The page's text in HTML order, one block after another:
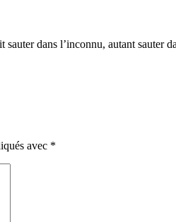
dans l’inconnu, autant sauter
avec *